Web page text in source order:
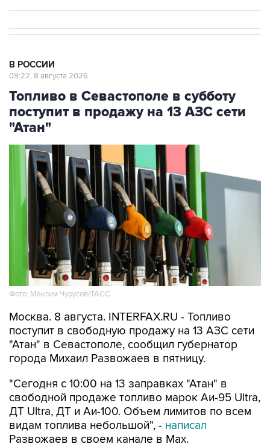
В РОССИИ
09:22, 8 августа 2026
Топливо в Севастополе в субботу
поступит в продажу на 13 АЗС сети
"Атан"
Фото: Максим Чурусов/ТАСС
Москва. 8 августа. INTERFAX.RU - Топливо
поступит в свободную продажу на 13 АЗС сети
"Атан" в Севастополе, сообщил губернатор
города Михаил Развожаев в пятницу.
"Сегодня с 10:00 на 13 заправках "Атан" в
свободной продаже топливо марок Аи-95 Ultra,
ДТ Ultra, ДТ и Аи-100. Объем лимитов по всем
видам топлива небольшой", - написал
Развожаев в своем канале в Max.